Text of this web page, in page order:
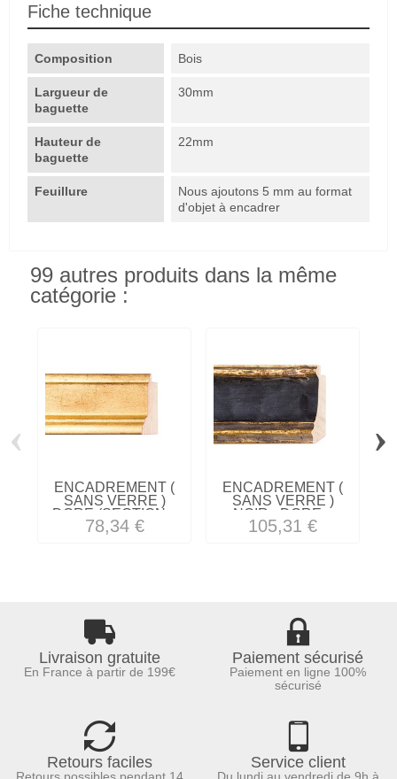
Fiche technique
Composition Bois
Largueur de
baguette
30mm
Hauteur de
baguette
22mm
Feuillure
Nous ajoutons 5 mm au format
d'objet à encadrer
99 autres produits dans la même
catégorie :
ENCADREMENT (
SANS VERRE )
DORE (SECTION...
78,34 €
ENCADREMENT (
SANS VERRE )
NOIR - DORE...
105,31 €
‹ ›
Livraison gratuite
En France à partir de 199€
Paiement sécurisé
Paiement en ligne 100%
sécurisé
Retours faciles Service client